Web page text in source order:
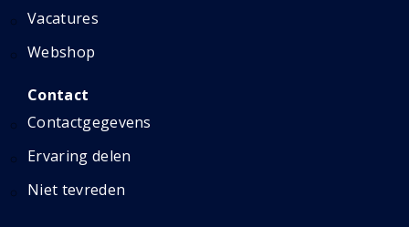
Vacatures
Webshop
Contact
Contactgegevens
Ervaring delen
Niet tevreden